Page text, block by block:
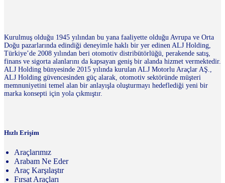
Kurulmuş olduğu 1945 yılından bu yana faaliyette olduğu Avrupa ve Orta
Doğu pazarlarında edindiği deneyimle haklı bir yer edinen ALJ Holding,
Türkiye’de 2008 yılından beri otomotiv distribütörlüğü, perakende satış,
finans ve sigorta alanlarını da kapsayan geniş bir alanda hizmet vermektedir.
ALJ Holding bünyesinde 2015 yılında kurulan ALJ Motorlu Araçlar AŞ.,
ALJ Holding güvencesinden güç alarak, otomotiv sektöründe müşteri
memnuniyetini temel alan bir anlayışla oluşturmayı hedeflediği yeni bir
marka konsepti için yola çıkmıştır.
Hızlı Erişim
Araçlarımız
Arabam Ne Eder
Araç Karşılaştır
Fırsat Araçları